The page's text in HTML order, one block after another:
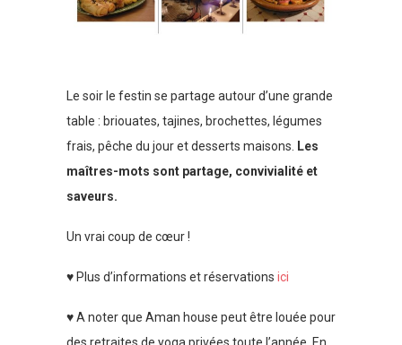
Le soir le festin se partage autour d’une grande
table : briouates, tajines, brochettes, légumes
frais, pêche du jour et desserts maisons. Les
maîtres-mots sont partage, convivialité et
saveurs.
Un vrai coup de cœur !
♥ Plus d’informations et réservations ici
♥ A noter que Aman house peut être louée pour